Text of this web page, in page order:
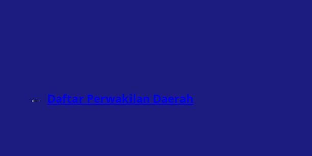
← Daftar Perwakilan Daerah